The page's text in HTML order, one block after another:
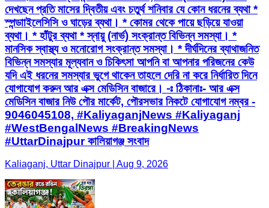
দেখছেন প্রতি মাসের দ্বিতীয় এবং চতুর্থ শনিবার যে কোন ধরনের ব্যথা *
স্পন্ডাাইলেসিসি ও ঘাড়ের ব্যথা। * কোমর থেকে পায়ে ছড়িয়ে যাওয়া
ব্যথা। * হাঁটুর ব্যথা * স্নায়ু (নার্ভ) সংক্রান্ত বিভিন্ন সমস্যা। *
মানসিক স্বাস্থ্য ও মনোরোগ সংক্রান্ত সমস্যা। * দীর্ঘদিনের ব্যাথাজনিত
বিভিন্ন সমস্যার মূল্যবান ও চিকিৎসা আপনি বা আপনার পরিজনের কেউ
যদি এই ধরনের সমস্যার ভুগে থাকেন তাহলে দেরি না করে নির্ধারিত দিনে
যোগাযোগ করুন আর এক্স মেডিসিন বাজারে। -ঃ ঠিকানাঃ- আর এক্স
মেডিসিন বাজার নিউ পৌর মার্কেট, পৌরসভার নিকটে যোগাযোগ নম্বর -
9046045108, #KaliyaganjNews #Kaliyaganj
#WestBengalNews #BreakingNews
#UttarDinajpur কালিয়াগঞ্জ সংবাদ
Kaliaganj, Uttar Dinajpur | Aug 9, 2026